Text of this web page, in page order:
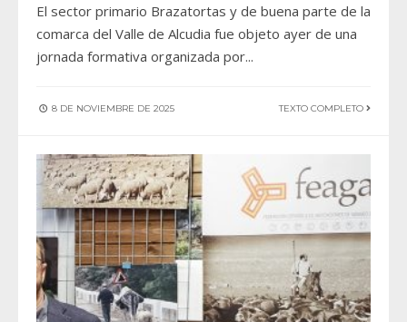
El sector primario Brazatortas y de buena parte de la
comarca del Valle de Alcudia fue objeto ayer de una
jornada formativa organizada por...
8 DE NOVIEMBRE DE 2025 TEXTO COMPLETO